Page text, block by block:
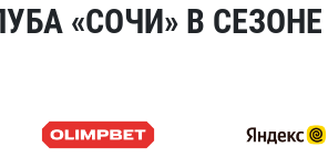
«СОЧИ» В СЕЗОНЕ